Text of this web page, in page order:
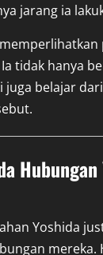
jarang ia
tidak hanya
juga belajar
Hubungan
Yoshida
mereka.